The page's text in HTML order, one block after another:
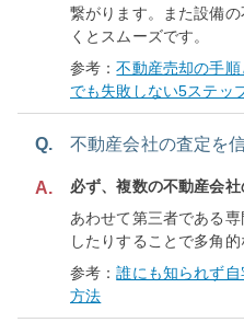
繋がります。また設備
くとスムーズです。
参考：不動産売却の手
でも失敗しない5ステッ
Q. 不動産会社の査定を
A.
必ず、複数の不動産会社
あわせて第三者である
したりすることで多角
参考：誰にも知られず
方法